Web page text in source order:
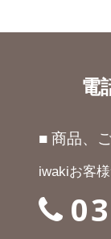
電
■ 商品、
iwakiお客